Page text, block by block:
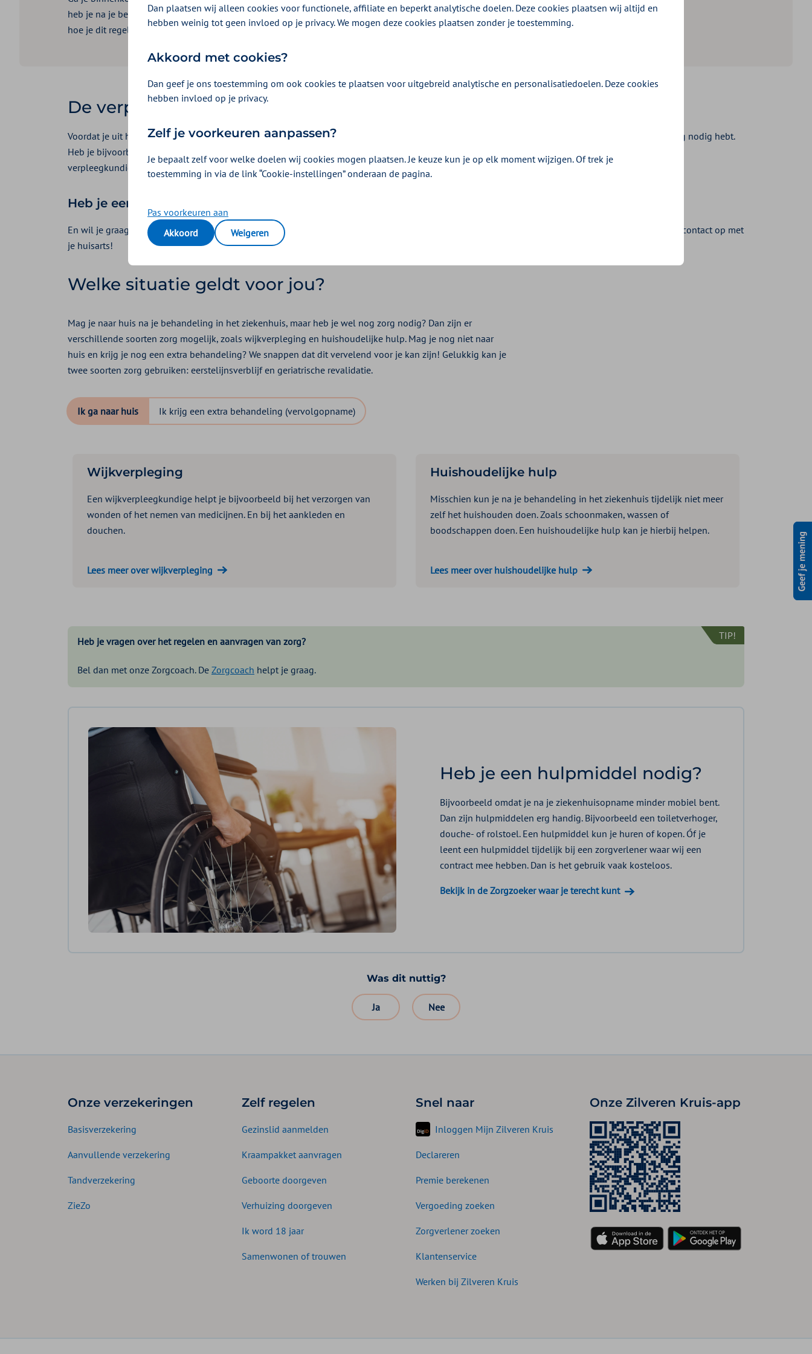
heb je na je behandeling thuis hulp of zorg nodig. We leggen je graag uit
hoe je dit regelt, waar je terechtkunt en wat je vergoed krijgt.
De verpleegkundige regelt je zorg na een behandeling
Voordat je uit het ziekenhuis vertrekt, komt de verpleegkundige bij je langs. Er wordt gekeken hoe het met je gaat en welke zorg je na de behandeling nodig hebt.
Heb je bijvoorbeeld een extra behandeling in het ziekenhuis nodig? Of mag je naar huis, maar heb je zorg nodig van een wijkverpleegkundige? De
verpleegkundige regelt het voor je.
Heb je een behandeling gehad in een kliniek?
En wil je graag thuis herstellen van de behandeling? Dan kan je zelf wijkverpleging regelen. Wil je liever herstellen in een zorginstelling? Neem dan contact op met
je huisarts!
Welke situatie geldt voor jou?
Mag je naar huis na je behandeling in het ziekenhuis, maar heb je wel nog zorg nodig? Dan zijn er
verschillende soorten zorg mogelijk, zoals wijkverpleging en huishoudelijke hulp. Mag je nog niet naar
huis en krijg je nog een extra behandeling? We snappen dat dit vervelend voor je kan zijn! Gelukkig kan je
twee soorten zorg gebruiken: eerstelijnsverblijf en geriatrische revalidatie.
Ik ga naar huis Ik krijg een extra behandeling (vervolgopname)
Wijkverpleging
Een wijkverpleegkundige helpt je bijvoorbeeld bij het verzorgen van
wonden of het nemen van medicijnen. En bij het aankleden en
douchen.
Lees meer over wijkverpleging
Huishoudelijke hulp
Misschien kun je na je behandeling in het ziekenhuis tijdelijk niet meer
zelf het huishouden doen. Zoals schoonmaken, wassen of
boodschappen doen. Een huishoudelijke hulp kan je hierbij helpen.
Lees meer over huishoudelijke hulp
Heb je vragen over het regelen en aanvragen van zorg? TIP!
Bel dan met onze Zorgcoach. De Zorgcoach helpt je graag.
Heb je een hulpmiddel nodig?
Bijvoorbeeld omdat je na je ziekenhuisopname minder mobiel bent.
Dan zijn hulpmiddelen erg handig. Bijvoorbeeld een toiletverhoger,
douche- of rolstoel. Een hulpmiddel kun je huren of kopen. Óf je
leent een hulpmiddel tijdelijk bij een zorgverlener waar wij een
contract mee hebben. Dan is het gebruik vaak kosteloos.
Bekijk in de Zorgzoeker waar je terecht kunt
Was dit nuttig?
Ja Nee
Onze verzekeringen
Basisverzekering
Aanvullende verzekering
Tandverzekering
ZieZo
Zelf regelen
Gezinslid aanmelden
Kraampakket aanvragen
Geboorte doorgeven
Verhuizing doorgeven
Ik word 18 jaar
Samenwonen of trouwen
Snel naar
Inloggen Mijn Zilveren Kruis
Declareren
Premie berekenen
Vergoeding zoeken
Zorgverlener zoeken
Klantenservice
Werken bij Zilveren Kruis
Onze Zilveren Kruis-app
Dan plaatsen wij alleen cookies voor functionele, affiliate en beperkt analytische doelen. Deze cookies plaatsen wij altijd en
hebben weinig tot geen invloed op je privacy. We mogen deze cookies plaatsen zonder je toestemming.
Akkoord met cookies?
Dan geef je ons toestemming om ook cookies te plaatsen voor uitgebreid analytische en personalisatiedoelen. Deze cookies
hebben invloed op je privacy.
Zelf je voorkeuren aanpassen?
Je bepaalt zelf voor welke doelen wij cookies mogen plaatsen. Je keuze kun je op elk moment wijzigen. Of trek je
toestemming in via de link “Cookie-instellingen” onderaan de pagina.
Pas voorkeuren aan
Akkoord
Weigeren